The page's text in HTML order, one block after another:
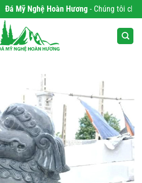
Đá Mỹ Nghệ Hoàn Hương- Chúng tôi